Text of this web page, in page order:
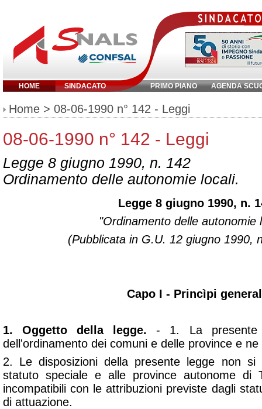
HOME SINDACATO PRIMO PIANO AGENDA
Inserisci parola chiave:
Home > 08-06-1990 n° 142 - Leggi
08-06-1990 n° 142 - Leggi
Legge 8 giugno 1990, n. 142
Ordinamento delle autonomie locali.
Legge 8 giugno 1990, n.
"Ordinamento delle autonomie
(Pubblicata in G.U. 12 giugno 1990,
Capo I - Princìpi
1. Oggetto della legge.- 1. La presente
dell'ordinamento dei comuni e delle province e
2. Le disposizioni della presente legge non si
statuto speciale e alle province autonome di
incompatibili con le attribuzioni previste dagli
di attuazione.